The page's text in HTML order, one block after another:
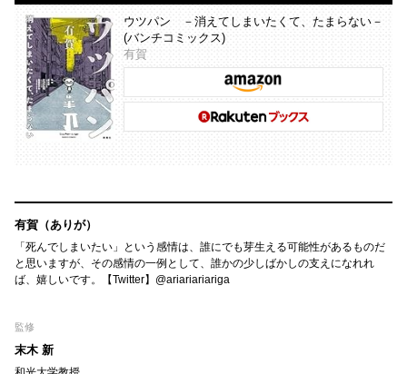
ウツパン －消えてしまいたくて、たまらない－
(バンチコミックス)
有賀
有賀（ありが）
「死んでしまいたい」という感情は、誰にでも芽生える可能性があるものだ
と思いますが、その感情の一例として、誰かの少しばかしの支えになれれ
ば、嬉しいです。【Twitter】@ariariariariga
監修
末木 新